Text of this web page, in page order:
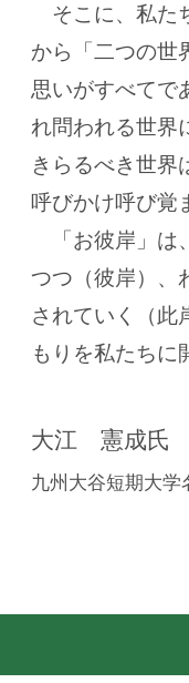
そこに、私た
から「二つの世
思いがすべてで
れ問われる世界
きらるべき世界
呼びかけ呼び覚
「お彼岸」は
つつ（彼岸）、
されていく（此
もりを私たちに
大江 憲成氏
九州大谷短期大学